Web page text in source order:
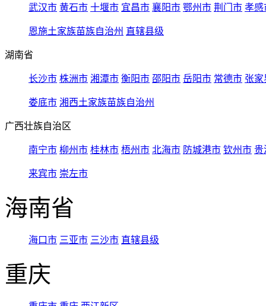
武汉市 黄石市 十堰市 宜昌市 襄阳市 鄂州市 荆门市 孝感
恩施土家族苗族自治州 直辖县级
湖南省
长沙市 株洲市 湘潭市 衡阳市 邵阳市 岳阳市 常德市 张家
娄底市 湘西土家族苗族自治州
广西壮族自治区
南宁市 柳州市 桂林市 梧州市 北海市 防城港市 钦州市 贵
来宾市 崇左市
海南省
海口市 三亚市 三沙市 直辖县级
重庆